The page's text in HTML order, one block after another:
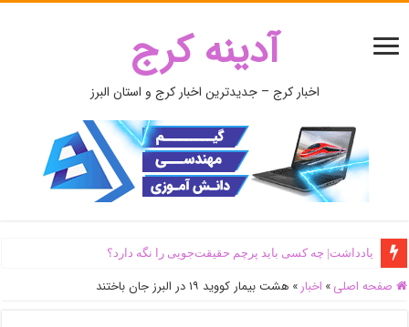
آدینه کرج
اخبار کرج – جدیدترین اخبار کرج و استان البرز
یادداشت| ‌چه کسی باید پرچم حقیقت‌جویی را نگه دارد؟
صفحه اصلی » اخبار » هشت بیمار کووید ۱۹ در البرز جان باختند